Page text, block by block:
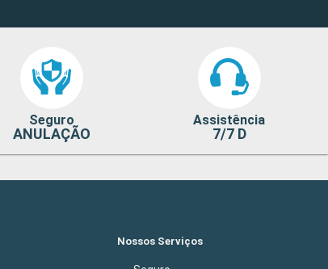
Seguro
ANULAÇÃO
Assistência
7/7 D
Nossos Serviços